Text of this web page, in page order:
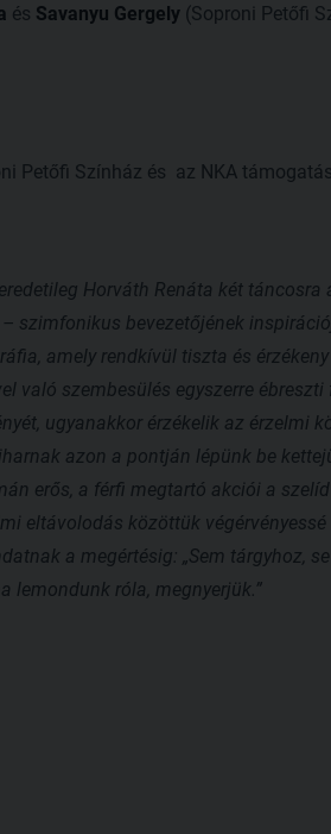
és Savanyu Gergely(Soproni Petőfi
Petőfi Színház és az NKA
Horváth Renáta két
szimfonikus bevezetőjének
amely rendkívül tiszta és
való szembesülés egyszerre
ugyanakkor érzékelik az érzelmi
azon a pontján lépünk be
erős, a férfi megtartó akciói a
eltávolodás közöttük
a megértésig: „Sem tárgyhoz,
lemondunk róla, megnyerjük.”